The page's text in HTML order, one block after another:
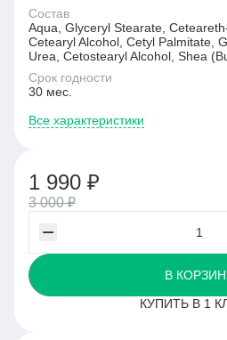
Состав
Aqua, Glyceryl Stearate,
Cetearyl Alcohol, Cetyl Palmitate,
Urea, Cetostearyl Alcohol, Shea
Срок годности
30 мес.
Все характеристики
1 990 ₽
3 000 ₽
В
КУПИТЬ В 1